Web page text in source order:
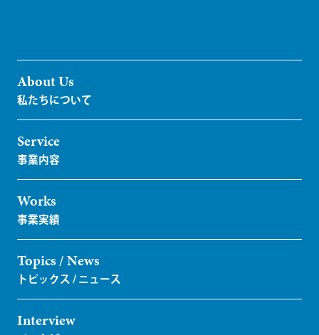
About Us
Service
Works
Topics / News
Interview